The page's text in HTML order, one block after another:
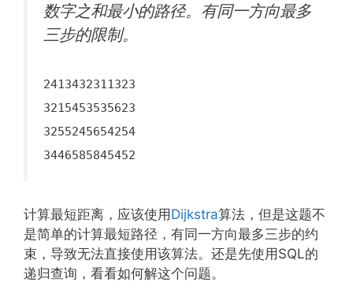
数字之和最小的路径。有同一方向最多
三步的限制。
2413432311323
3215453535623
3255245654254
3446585845452
计算最短距离，应该使用 Dijkstra算法，但是这题不
是简单的计算最短路径，有同一方向最多三步的约
束，导致无法直接使用该算法。还是先使用SQL的
递归查询，看看如何解这个问题。